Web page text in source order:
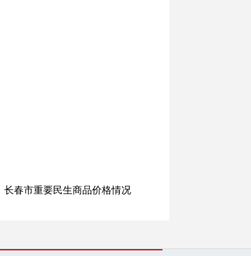
长春市重要民生商品价格情况